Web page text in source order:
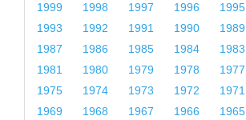
1999
1998 1997 1996 1995
1993
1992 1991 1990 1989
1987
1986 1985 1984 1983
1981
1980 1979 1978 1977
1975
1974 1973 1972 1971
1969
1968 1967 1966 1965